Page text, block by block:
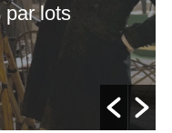
par lots